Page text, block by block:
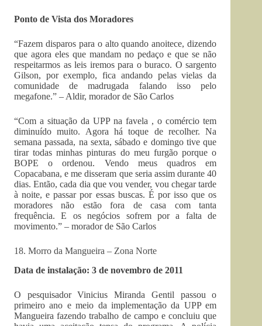
Ponto de Vista dos Moradores
“Fazem disparos para o alto quando anoitece, dizendo
que agora eles que mandam no pedaço e que se não
respeitarmos as leis iremos para o buraco. O sargento
Gilson, por exemplo, fica andando pelas vielas da
comunidade de madrugada falando isso pelo
megafone.” – Aldir, morador de São Carlos
“Com a situação da UPP na favela , o comércio tem
diminuído muito. Agora há toque de recolher. Na
semana passada, na sexta, sábado e domingo tive que
tirar todas minhas pinturas do meu furgão porque o
BOPE o ordenou. Vendo meus quadros em
Copacabana, e me disseram que seria assim durante 40
dias. Então, cada dia que vou vender, vou chegar tarde
à noite, e passar por essas buscas. É por isso que os
moradores não estão fora de casa com tanta
frequência. E os negócios sofrem por a falta de
movimento.” – morador de São Carlos
18. Morro da Mangueira – Zona Norte
Data de instalação: 3 de novembro de 2011
O pesquisador Vinicius Miranda Gentil passou o
primeiro ano e meio da implementação da UPP em
Mangueira fazendo trabalho de campo e concluiu que